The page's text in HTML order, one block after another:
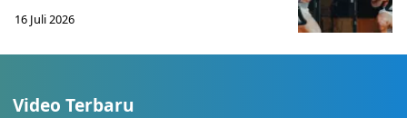
16 Juli 2026
Video Terbaru